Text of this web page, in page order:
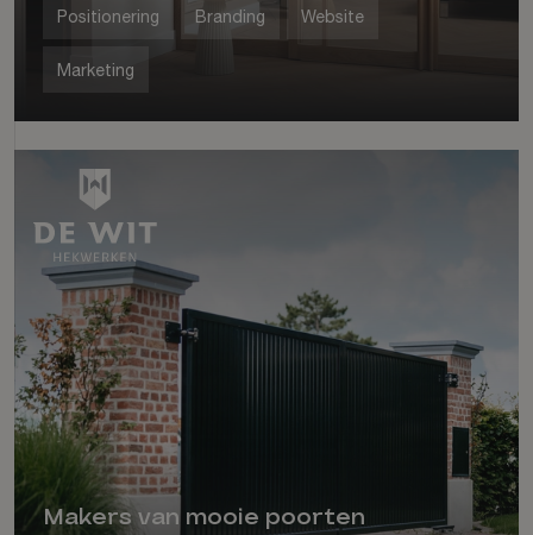
Positionering Branding Website
Marketing
Makers van mooie poorten